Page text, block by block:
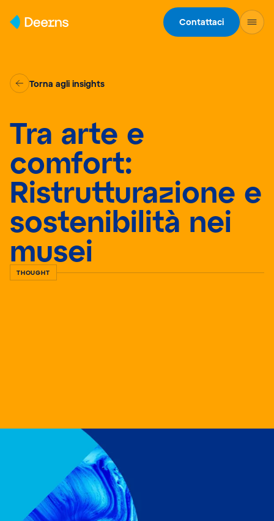
Contattaci
Torna agli insights
Tra arte e
comfort:
Ristrutturazione e
sostenibilità nei
musei
THOUGHT